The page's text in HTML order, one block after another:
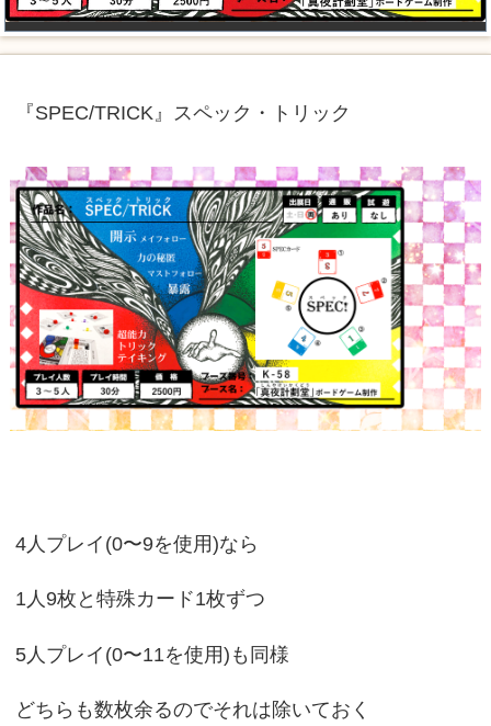
『SPEC/TRICK』スペック・トリック
4人プレイ(0〜9を使用)なら
1人9枚と特殊カード1枚ずつ
5人プレイ(0〜11を使用)も同様
どちらも数枚余るのでそれは除いておく